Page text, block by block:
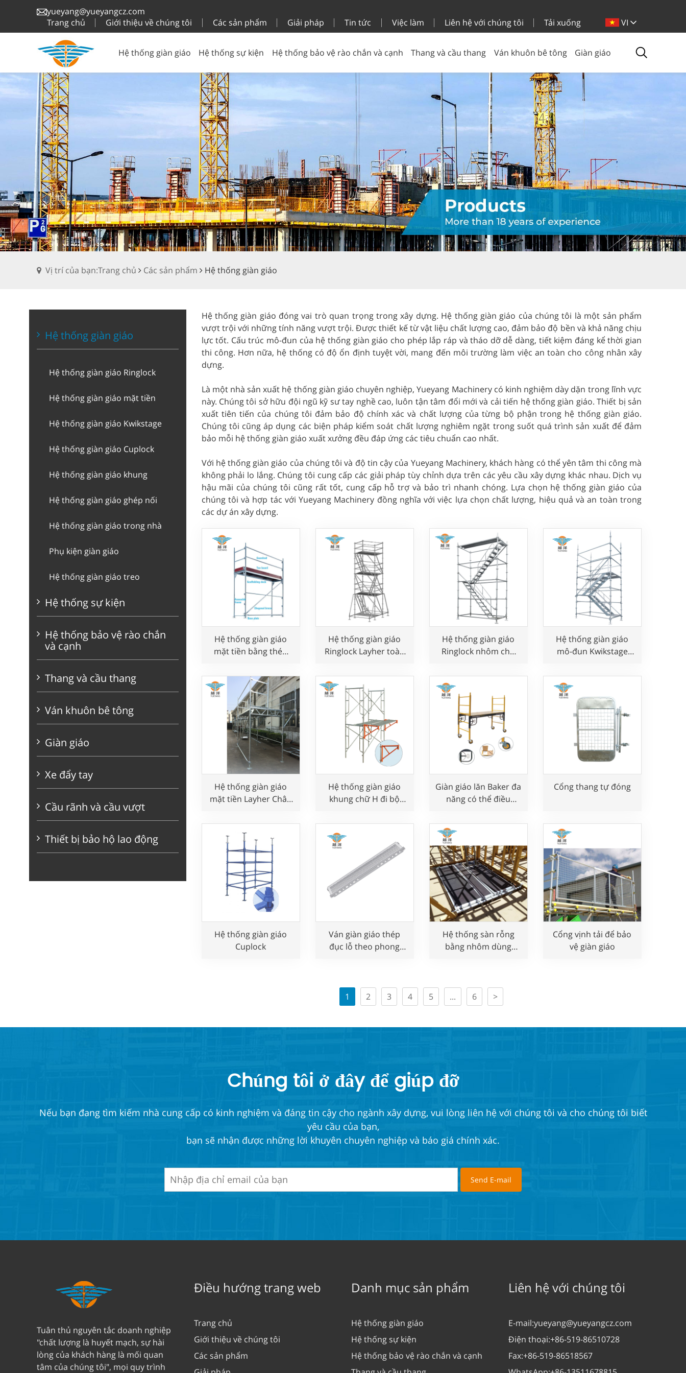
yueyang@yueyangcz.com
Trang chủ
Giới thiệu về chúng tôi Các sản phẩm Giải pháp Tin tức Việc làm Liên hệ với chúng tôi Tải xuống VI
Hệ thống giàn giáo Hệ thống sự kiện Hệ thống bảo vệ rào chắn và cạnh Thang và cầu thang Ván khuôn bê tông Giàn giáo
Vị trí của bạn:Trang chủ Các sản phẩm Hệ thống giàn giáo
Hệ thống giàn giáo
Hệ thống giàn giáo Ringlock
Hệ thống giàn giáo mặt tiền
Hệ thống giàn giáo Kwikstage
Hệ thống giàn giáo Cuplock
Hệ thống giàn giáo khung
Hệ thống giàn giáo ghép nối
Hệ thống giàn giáo trong nhà
Phụ kiện giàn giáo
Hệ thống giàn giáo treo
Hệ thống sự kiện
Hệ thống bảo vệ rào chắn
và cạnh
Thang và cầu thang
Ván khuôn bê tông
Giàn giáo
Xe đẩy tay
Cầu rãnh và cầu vượt
Thiết bị bảo hộ lao động
Hệ thống giàn giáo đóng vai trò quan trọng trong xây dựng. Hệ thống giàn giáo của chúng tôi là một sản phẩm
vượt trội với những tính năng vượt trội. Được thiết kế từ vật liệu chất lượng cao, đảm bảo độ bền và khả năng chịu
lực tốt. Cấu trúc mô-đun của hệ thống giàn giáo cho phép lắp ráp và tháo dỡ dễ dàng, tiết kiệm đáng kể thời gian
thi công. Hơn nữa, hệ thống có độ ổn định tuyệt vời, mang đến môi trường làm việc an toàn cho công nhân xây
dựng.
Là một nhà sản xuất hệ thống giàn giáo chuyên nghiệp, Yueyang Machinery có kinh nghiệm dày dặn trong lĩnh vực
này. Chúng tôi sở hữu đội ngũ kỹ sư tay nghề cao, luôn tận tâm đổi mới và cải tiến hệ thống giàn giáo. Thiết bị sản
xuất tiên tiến của chúng tôi đảm bảo độ chính xác và chất lượng của từng bộ phận trong hệ thống giàn giáo.
Chúng tôi cũng áp dụng các biện pháp kiểm soát chất lượng nghiêm ngặt trong suốt quá trình sản xuất để đảm
bảo mỗi hệ thống giàn giáo xuất xưởng đều đáp ứng các tiêu chuẩn cao nhất.
Với hệ thống giàn giáo của chúng tôi và độ tin cậy của Yueyang Machinery, khách hàng có thể yên tâm thi công mà
không phải lo lắng. Chúng tôi cung cấp các giải pháp tùy chỉnh dựa trên các yêu cầu xây dựng khác nhau. Dịch vụ
hậu mãi của chúng tôi cũng rất tốt, cung cấp hỗ trợ và bảo trì nhanh chóng. Lựa chọn hệ thống giàn giáo của
chúng tôi và hợp tác với Yueyang Machinery đồng nghĩa với việc lựa chọn chất lượng, hiệu quả và an toàn trong
các dự án xây dựng.
Hệ thống giàn giáo
mặt tiền bằng thép
Hệ thống giàn giáo
Ringlock Layher toàn
Hệ thống giàn giáo
Ringlock nhôm cho
Hệ thống giàn giáo
mô-đun Kwikstage
Hệ thống giàn giáo
mặt tiền Layher Châu
Hệ thống giàn giáo
khung chữ H đi bộ
Giàn giáo lăn Baker đa
năng có thể điều
Cổng thang tự đóng
Hệ thống giàn giáo
Cuplock
Ván giàn giáo thép
đục lỗ theo phong
Hệ thống sàn rỗng
bằng nhôm dùng
Cổng vịnh tải để bảo
vệ giàn giáo
1 2 3 4 5 ... 6 >
Chúng tôi ở đây để giúp đỡ
Nếu bạn đang tìm kiếm nhà cung cấp có kinh nghiệm và đáng tin cậy cho ngành xây dựng, vui lòng liên hệ với chúng tôi và cho chúng tôi biết
yêu cầu của bạn,
bạn sẽ nhận được những lời khuyên chuyên nghiệp và báo giá chính xác.
Tuân thủ nguyên tắc doanh nghiệp
"chất lượng là huyết mạch, sự hài
lòng của khách hàng là mối quan
tâm của chúng tôi", mọi quy trình
Điều hướng trang web
Trang chủ
Giới thiệu về chúng tôi
Các sản phẩm
Danh mục sản phẩm
Hệ thống giàn giáo
Hệ thống sự kiện
Hệ thống bảo vệ rào chắn và cạnh
Liên hệ với chúng tôi
E-mail:yueyang@yueyangcz.com
Điện thoại:+86-519-86510728
Fax:+86-519-86518567